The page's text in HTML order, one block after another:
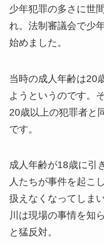
少年犯罪の多さに世
れ。法制審議会で少
始めました。
当時の成人年齢は20
ようというのです。
20歳以上の犯罪者と
です。
成人年齢が18歳に引
人たちが事件を起こ
扱えなくなってしま
川は現場の事情を知
と猛反対。